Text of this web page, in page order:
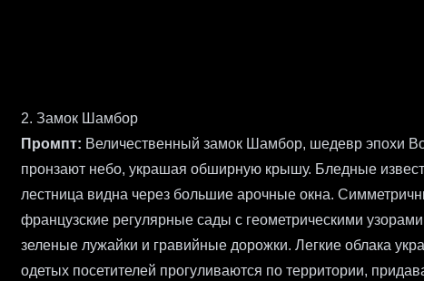
2. Замок Шамбор
Промпт: Величественный замок Шамбор, шедевр эпохи
пронзают небо, украшая обширную крышу. Бледные
лестница видна через большие арочные окна.
французские регулярные сады с геометрическими
зеленые лужайки и гравийные дорожки. Легкие облака
одетых посетителей прогуливаются по территории,